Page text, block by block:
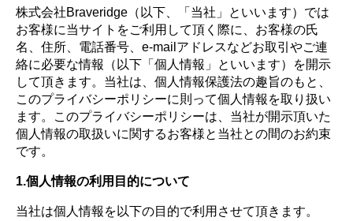
株式会社Braveridge（以下、「当社」といいます）では
お客様に当サイトをご利用して頂く際に、お客様の氏
名、住所、電話番号、e-mailアドレスなどお取引やご連
絡に必要な情報（以下「個人情報」といいます）を開示
して頂きます。当社は、個人情報保護法の趣旨のもと、
このプライバシーポリシーに則って個人情報を取り扱い
ます。このプライバシーポリシーは、当社が開示頂いた
個人情報の取扱いに関するお客様と当社との間のお約束
です。
1.個人情報の利用目的について
当社は個人情報を以下の目的で利用させて頂きます。